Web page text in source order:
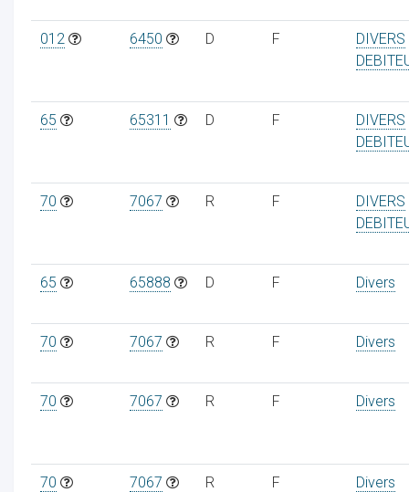
012 6450 D F
DIVERS
65 65311 D F
DIVERS
70 7067 R F
DIVERS
65 65888 D F Divers
70 7067 R F Divers
70 7067 R F Divers
70 7067 R F Divers